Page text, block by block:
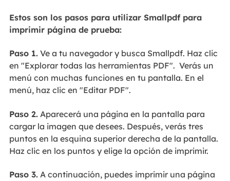
Estos son los pasos para utilizar Smallpdf para
imprimir página de prueba:
Paso 1.Ve a tu navegador y busca Smallpdf. Haz clic
en "Explorar todas las herramientas PDF". Verás un
menú con muchas funciones en tu pantalla. En el
menú, haz clic en "Editar PDF".
Paso 2.Aparecerá una página en la pantalla para
cargar la imagen que desees. Después, verás tres
puntos en la esquina superior derecha de la pantalla.
Haz clic en los puntos y elige la opción de imprimir.
Paso 3.A continuación, puedes imprimir una página